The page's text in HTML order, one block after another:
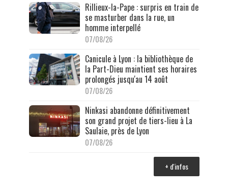
Rillieux-la-Pape : surpris en train de
se masturber dans la rue, un
homme interpellé
07/08/26
Canicule à Lyon : la bibliothèque de
la Part-Dieu maintient ses horaires
prolongés jusqu'au 14 août
07/08/26
Ninkasi abandonne définitivement
son grand projet de tiers-lieu à La
Saulaie, près de Lyon
07/08/26
+ d'infos